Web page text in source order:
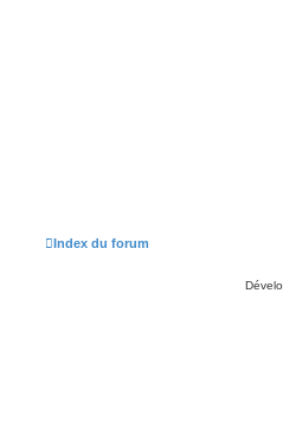
Index du forum